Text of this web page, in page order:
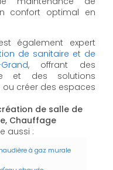
confort optimal en
également expert
de sanitaire et de
, offrant des
et des solutions
créer des espaces
de salle de
Chauffage
aussi :
à gaz murale